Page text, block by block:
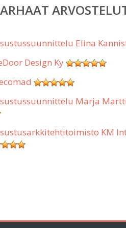
Elina
Design Ky
Marja
KM